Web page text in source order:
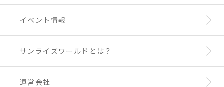
イベント情報
サンライズワールドとは？
運営会社